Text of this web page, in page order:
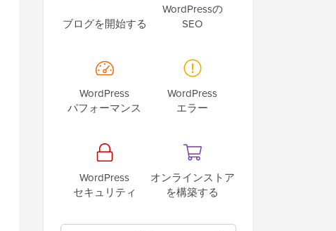
ブログを開始する
WordPressの
SEO
WordPress
パフォーマンス
WordPress
エラー
WordPress
セキュリティ
オンラインストア
を構築する